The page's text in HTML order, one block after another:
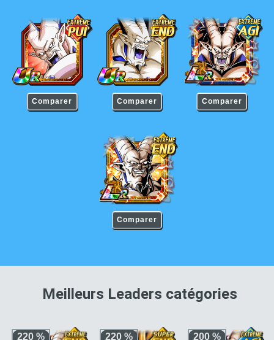
Comparer
Oméga Shenron
Comparer
Oméga Shenron
Comparer
Oméga Shenron
Comparer
Oméga Shenron
Meilleurs Leaders catégoriespour
220 % 220 % 200 %